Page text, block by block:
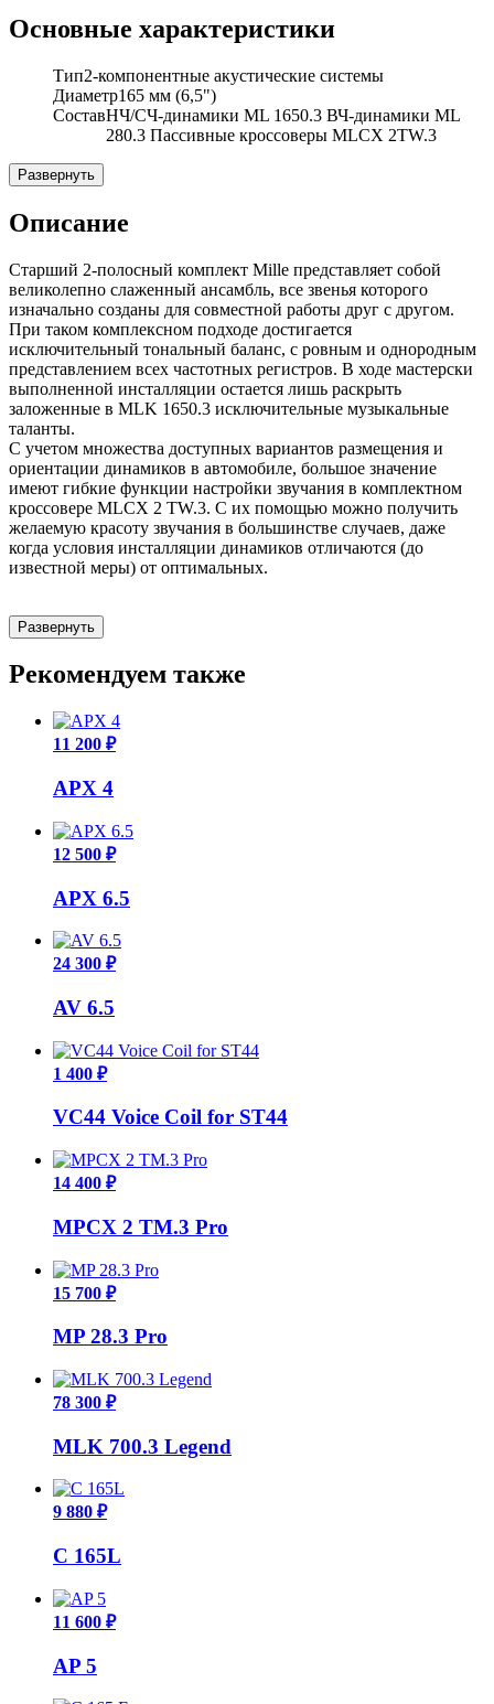
Основные характеристики
Тип2-компонентные акустические системы
Диаметр165 мм (6,5")
СоставНЧ/СЧ-динамики ML 1650.3 ВЧ-динамики ML
280.3 Пассивные кроссоверы MLCX 2TW.3
Развернуть
Описание
Старший 2-полосный комплект Mille представляет собой
великолепно слаженный ансамбль, все звенья которого
изначально созданы для совместной работы друг с другом.
При таком комплексном подходе достигается
исключительный тональный баланс, с ровным и однородным
представлением всех частотных регистров. В ходе мастерски
выполненной инсталляции остается лишь раскрыть
заложенные в MLK 1650.3 исключительные музыкальные
таланты.
С учетом множества доступных вариантов размещения и
ориентации динамиков в автомобиле, большое значение
имеют гибкие функции настройки звучания в комплектном
кроссовере MLCX 2 TW.3. С их помощью можно получить
желаемую красоту звучания в большинстве случаев, даже
когда условия инсталляции динамиков отличаются (до
известной меры) от оптимальных.
Развернуть
Рекомендуем также
11 200 ₽
APX 4
12 500 ₽
APX 6.5
24 300 ₽
AV 6.5
1 400 ₽
VC44 Voice Coil for ST44
14 400 ₽
MPCX 2 TM.3 Pro
15 700 ₽
MP 28.3 Pro
78 300 ₽
MLK 700.3 Legend
9 880 ₽
C 165L
11 600 ₽
AP 5